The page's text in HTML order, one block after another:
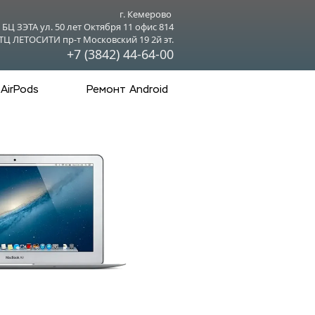
г. Кемерово
БЦ ЗЭТА ул. 50 лет Октября 11 офис 814
ЛЕТОСИТИ пр-т Московский 19 2й эт.
+7 (3842) 44-64-00
Ремонт Android